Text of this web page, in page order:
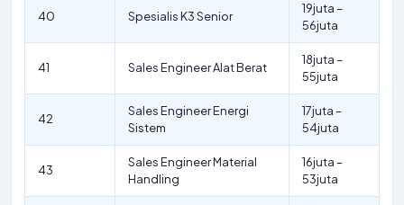
40 Spesialis K3 Senior
19juta –
56juta
41 Sales Engineer Alat Berat
18juta –
55juta
42
Sales Engineer Energi
Sistem
17juta –
54juta
43
Sales Engineer Material
Handling
16juta –
53juta